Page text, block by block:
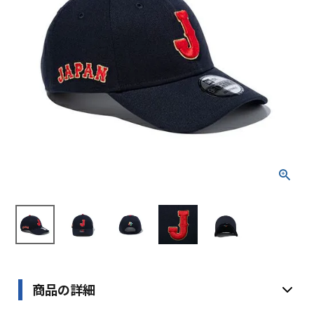
INFORMATIOM
ご利用ガイド
お問い合わせ
メルマガ登録
商品の詳細